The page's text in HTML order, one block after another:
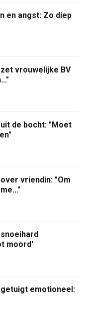
en angst: Zo diep
vrouwelijke BV
de bocht: "Moet
vriendin: "Om
moord'
emotioneel: